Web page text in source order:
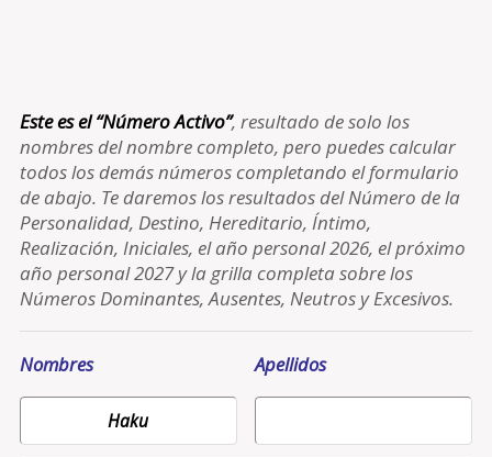
Este es el “Número Activo”, resultado de solo los
nombres del nombre completo, pero puedes calcular
todos los demás números completando el formulario
de abajo. Te daremos los resultados del Número de la
Personalidad, Destino, Hereditario, Íntimo,
Realización, Iniciales, el año personal 2026, el próximo
año personal 2027 y la grilla completa sobre los
Números Dominantes, Ausentes, Neutros y Excesivos.
Nombres Apellidos